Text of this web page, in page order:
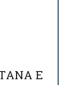
E